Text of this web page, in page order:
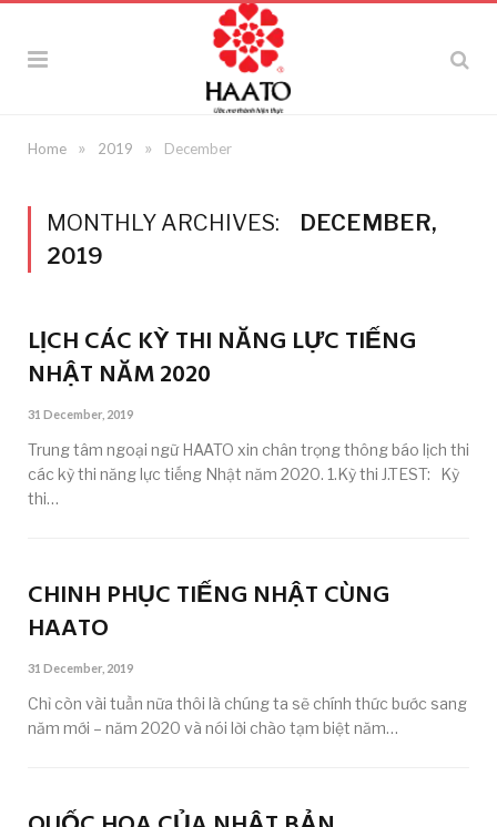
Home » 2019 » December
MONTHLY ARCHIVES:
DECEMBER,
2019
LỊCH CÁC KỲ THI NĂNG LỰC TIẾNG
NHẬT NĂM 2020
31 December, 2019
Trung tâm ngoại ngữ HAATO xin chân trọng thông báo lịch thi
các kỳ thi năng lực tiếng Nhật năm 2020. 1.Kỳ thi J.TEST: Kỳ
thi…
CHINH PHỤC TIẾNG NHẬT CÙNG
HAATO
31 December, 2019
Chỉ còn vài tuần nữa thôi là chúng ta sẽ chính thức bước sang
năm mới – năm 2020 và nói lời chào tạm biệt năm…